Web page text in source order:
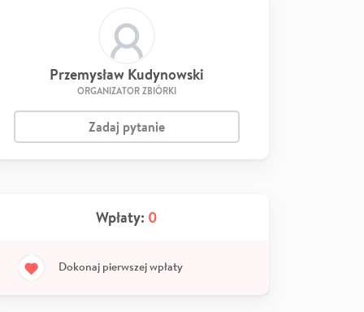
Przemysław Kudynowski
ORGANIZATOR ZBIÓRKI
Zadaj pytanie
Wpłaty: 0
Dokonaj pierwszej wpłaty